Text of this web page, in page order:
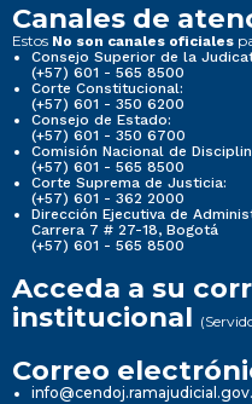
Canales de
Estos No son canales oficiales
Consejo Superior de la
(+57) 601 - 565 8500
Corte Constitucional:
(+57) 601 - 350 6200
Consejo de Estado:
(+57) 601 - 350 6700
Comisión Nacional de
(+57) 601 - 565 8500
Corte Suprema de Justicia:
(+57) 601 - 362 2000
Dirección Ejecutiva de
Carrera 7 # 27-18, Bogotá
(+57) 601 - 565 8500
Acceda a su
institucional
Correo